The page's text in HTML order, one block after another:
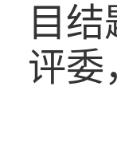
目
评委